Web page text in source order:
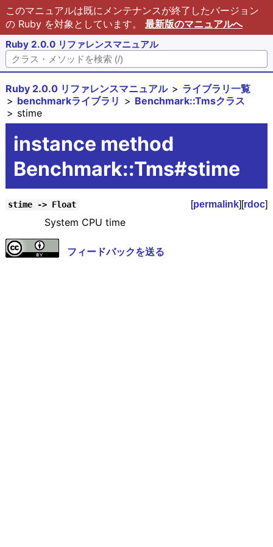
このマニュアルは既にメンテナンスが終了したバージョン
の Ruby を対象としています。 最新版のマニュアルへ
Ruby 2.0.0 リファレンスマニュアル
Ruby 2.0.0 リファレンスマニュアル
ライブラリ一覧
benchmarkライブラリ
Benchmark::Tmsクラス
stime
instance method
Benchmark::Tms#stime
stime -> Float [permalink][rdoc]
System CPU time
フィードバックを送る